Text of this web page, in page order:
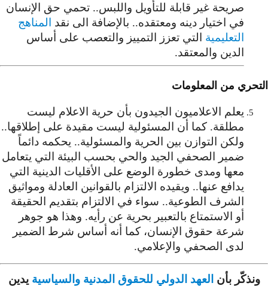
صريحة غير قابلة للتأويل واللبس.. تحمي حق الإنسان
في اختيار دينه ومعتقده.. بالإضافة الى نقد
المناهج
التعليمية التي تعزز التمييز والتعصب على أساس
الدين والمعتقد.
التحري من المعلومات
يعلم الاعلاميون الجيدون بأن حرية الاعلام ليست
مطلقة. كما أن المسئولية ليست مقيدة على إطلاقها..
ولكن التوازن بين الحرية والمسئولية.. يحكمه دائماً
ضمير الصحفي الجيد والحي بحسب البيئة التي يتعامل
معها ومدى خطورة الوضع على الأقليات الدينية التي
يدافع عنها.. ويقيده الالتزام بالقوانين العادلة ومواثيق
الشرف الطوعية.. سواء في الالتزام بتقديم الحقيقة
أو الاستمتاع بالتعبير بحرية عن رأيه. وهذا هو جوهر
شرعة حقوق الإنسان، كما أنه أساس شرط الضمير
لدى الصحفي والإعلامي.
ونذكّر بأن العهد الدولي للحقوق المدنية والسياسية يدين